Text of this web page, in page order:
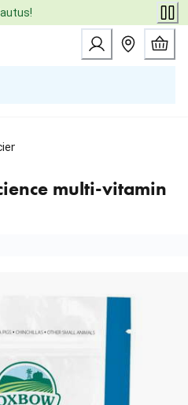
multi-vitamin 120g
multi-vitamin